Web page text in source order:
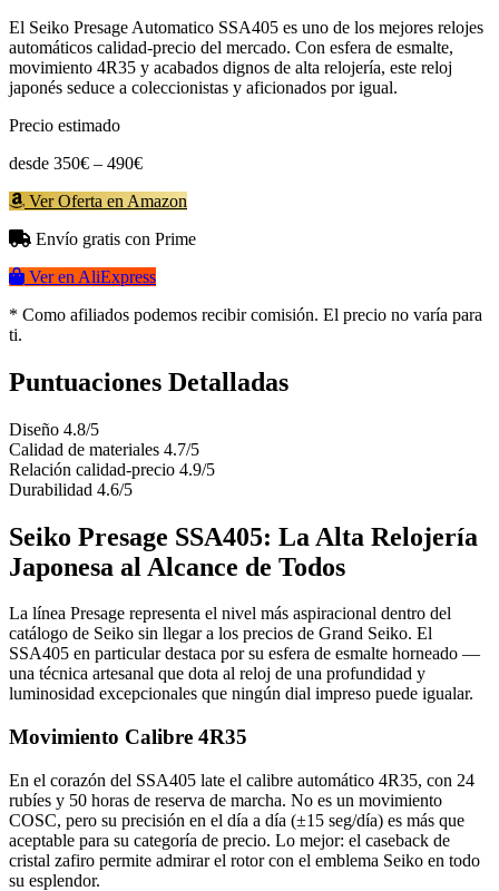
El Seiko Presage Automatico SSA405 es uno de los mejores relojes
automáticos calidad-precio del mercado. Con esfera de esmalte,
movimiento 4R35 y acabados dignos de alta relojería, este reloj
japonés seduce a coleccionistas y aficionados por igual.
Precio estimado
desde 350€ – 490€
Ver Oferta en Amazon
Envío gratis con Prime
Ver en AliExpress
* Como afiliados podemos recibir comisión. El precio no varía para
ti.
Puntuaciones Detalladas
Diseño 4.8/5
Calidad de materiales 4.7/5
Relación calidad-precio 4.9/5
Durabilidad 4.6/5
Seiko Presage SSA405: La Alta Relojería
Japonesa al Alcance de Todos
La línea Presage representa el nivel más aspiracional dentro del
catálogo de Seiko sin llegar a los precios de Grand Seiko. El
SSA405 en particular destaca por su esfera de esmalte horneado —
una técnica artesanal que dota al reloj de una profundidad y
luminosidad excepcionales que ningún dial impreso puede igualar.
Movimiento Calibre 4R35
En el corazón del SSA405 late el calibre automático 4R35, con 24
rubíes y 50 horas de reserva de marcha. No es un movimiento
COSC, pero su precisión en el día a día (±15 seg/día) es más que
aceptable para su categoría de precio. Lo mejor: el caseback de
cristal zafiro permite admirar el rotor con el emblema Seiko en todo
su esplendor.